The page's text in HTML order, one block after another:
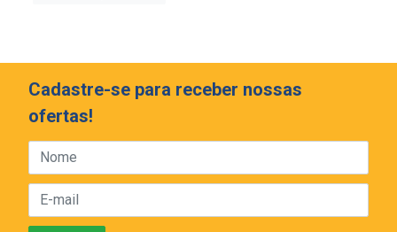
Cadastre-se para receber nossas
ofertas!